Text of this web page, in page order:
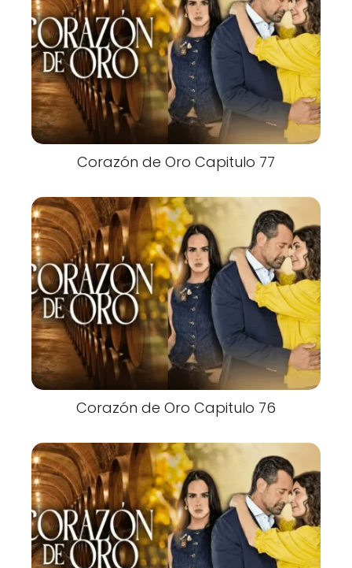
Corazón de Oro Capitulo 77
Corazón de Oro Capitulo 76